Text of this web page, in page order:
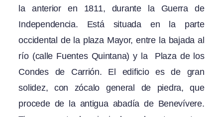
la anterior en 1811, durante la Guerra de
Independencia. Está situada en la parte
occidental de la plaza Mayor, entre la bajada al
río (calle Fuentes Quintana) y la Plaza de los
Condes de Carrión. El edificio es de gran
solidez, con zócalo general de piedra, que
procede de la antigua abadía de Benevívere.